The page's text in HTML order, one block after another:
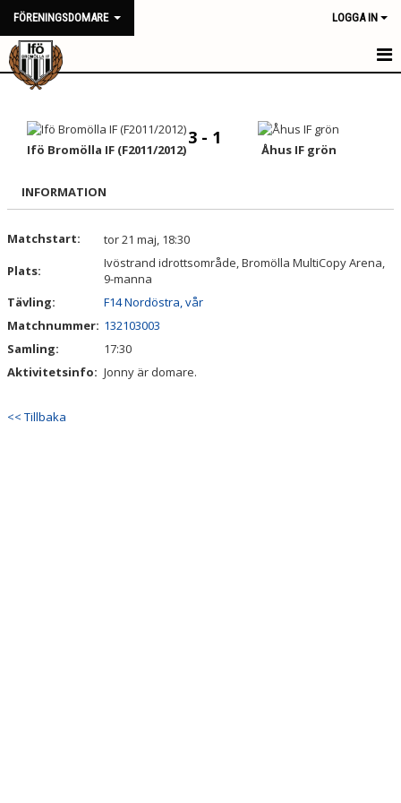
FÖRENINGSDOMARE LOGGA IN
HEM
NYHETER
TRUPPEN
BILDGALLERI
KONTAKT
Ifö Bromölla IF (F2011/2012)
3 - 1
Åhus IF grön
INFORMATION
Matchstart:
tor 21 maj, 18:30
Plats:
Ivöstrand idrottsområde, Bromölla MultiCopy Arena,
9-manna
Tävling:
F14 Nordöstra, vår
Matchnummer: 132103003
Samling:
17:30
Aktivitetsinfo: Jonny är domare.
<< Tillbaka